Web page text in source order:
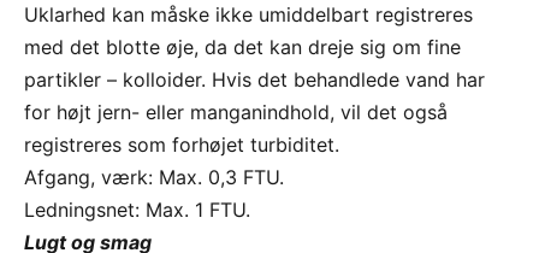
Uklarhed kan måske ikke umiddelbart registreres
med det blotte øje, da det kan dreje sig om fine
partikler – kolloider. Hvis det behandlede vand har
for højt jern- eller manganindhold, vil det også
registreres som forhøjet turbiditet.
Afgang, værk: Max. 0,3 FTU.
Ledningsnet: Max. 1 FTU.
Lugt og smag